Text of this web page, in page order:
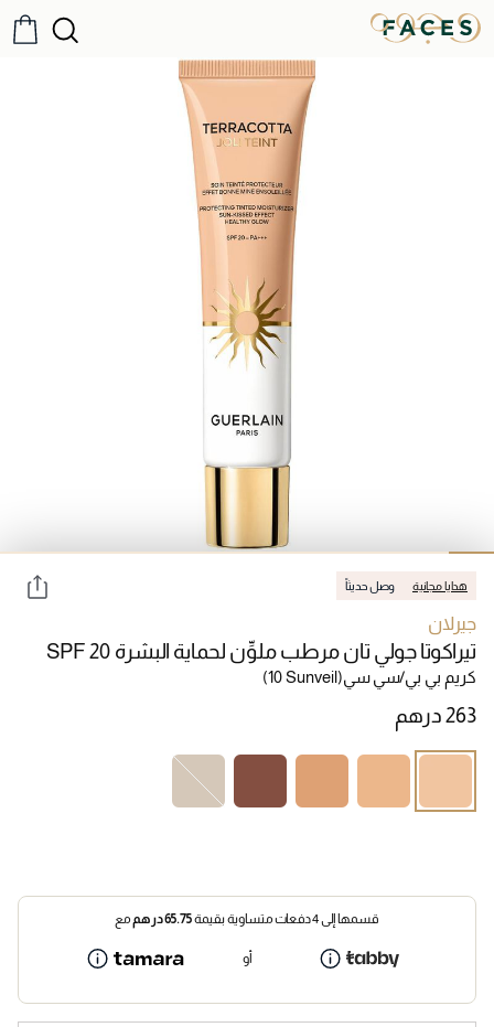
هدايا مجانية وصل حديثاً
جيرلان
تيراكوتا جولي تان مرطب ملوِّن لحماية البشرة SPF 20
كريم بي بي/سي سي(10 Sunveil)
قسمها إلى 4 دفعات متساوية بقيمة 65.75درهممع
أو